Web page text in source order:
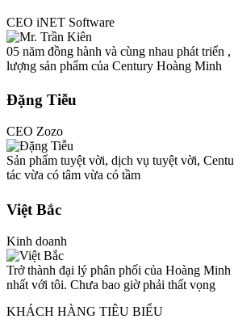
CEO iNET Software
05 năm đồng hành và cùng nhau phát triển
lượng sản phẩm của Century Hoàng Minh
Đặng Tiễu
CEO Zozo
Sản phẩm tuyệt vời, dịch vụ tuyệt vời,
tác vừa có tâm vừa có tầm
Việt Bắc
Kinh doanh
Trở thành đại lý phân phối của Hoàng
nhất với tôi. Chưa bao giờ phải thất vọng
KHÁCH HÀNG TIÊU BIỂU